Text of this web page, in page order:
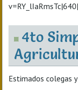
4to
Estimados colegas